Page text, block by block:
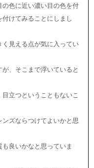
色に近い濃い目の色を付
けてみることにしまし
見える点が気に入ってい
、そこまで浮いていると
立つということもないこ
ズならつけてよいかと思
良いかなと思っていま